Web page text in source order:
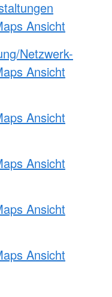
Ansicht
Netzwerk-
Ansicht
Ansicht
Ansicht
Ansicht
Ansicht